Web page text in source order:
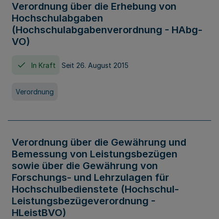
Verordnung über die Erhebung von
Hochschulabgaben
(Hochschulabgabenverordnung - HAbg-
VO)
In Kraft Seit 26. August 2015
Verordnung
Verordnung über die Gewährung und
Bemessung von Leistungsbezügen
sowie über die Gewährung von
Forschungs- und Lehrzulagen für
Hochschulbedienstete (Hochschul-
Leistungsbezügeverordnung -
HLeistBVO)